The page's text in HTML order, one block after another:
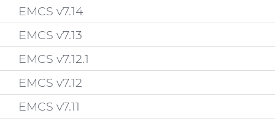
EMCS v7.14
EMCS v7.13
EMCS v7.12.1
EMCS v7.12
EMCS v7.11